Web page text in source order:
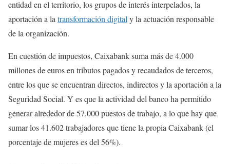
entidad en el territorio, los grupos de interés interpelados, la
aportación a la transformación digital y la actuación responsable
de la organización.
En cuestión de impuestos, Caixabank suma más de 4.000
millones de euros en tributos pagados y recaudados de terceros,
entre los que se encuentran directos, indirectos y la aportación a la
Seguridad Social. Y es que la actividad del banco ha permitido
generar alrededor de 57.000 puestos de trabajo, a lo que hay que
sumar los 41.602 trabajadores que tiene la propia Caixabank (el
porcentaje de mujeres es del 56%).